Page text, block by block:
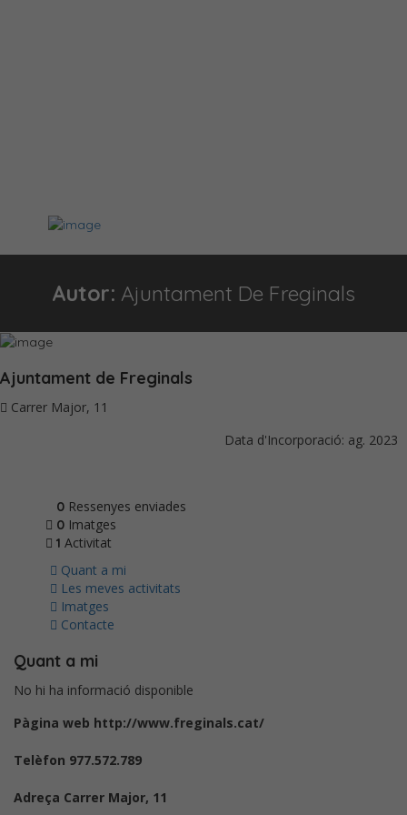
Autor: Ajuntament De Freginals
Ajuntament de Freginals
Carrer Major, 11
Data d'Incorporació: ag. 2023
0 Ressenyes enviades
0 Imatges
1 Activitat
Quant a mi
Les meves activitats
Imatges
Contacte
Quant a mi
No hi ha informació disponible
Pàgina web http://www.freginals.cat/
Telèfon 977.572.789
Adreça Carrer Major, 11